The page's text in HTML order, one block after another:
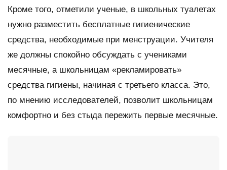
Кроме того, отметили ученые, в школьных туалетах
нужно разместить бесплатные гигиенические
средства, необходимые при менструации. Учителя
же должны спокойно обсуждать с учениками
месячные, а школьницам «рекламировать»
средства гигиены, начиная с третьего класса. Это,
по мнению исследователей, позволит школьницам
комфортно и без стыда пережить первые месячные.